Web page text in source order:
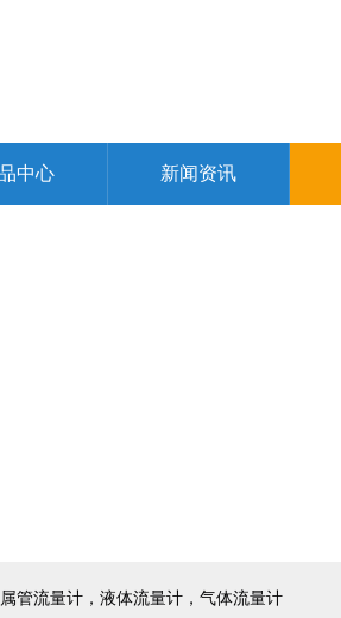
中心 新闻资讯
管流量计，液体流量计，气体流量计